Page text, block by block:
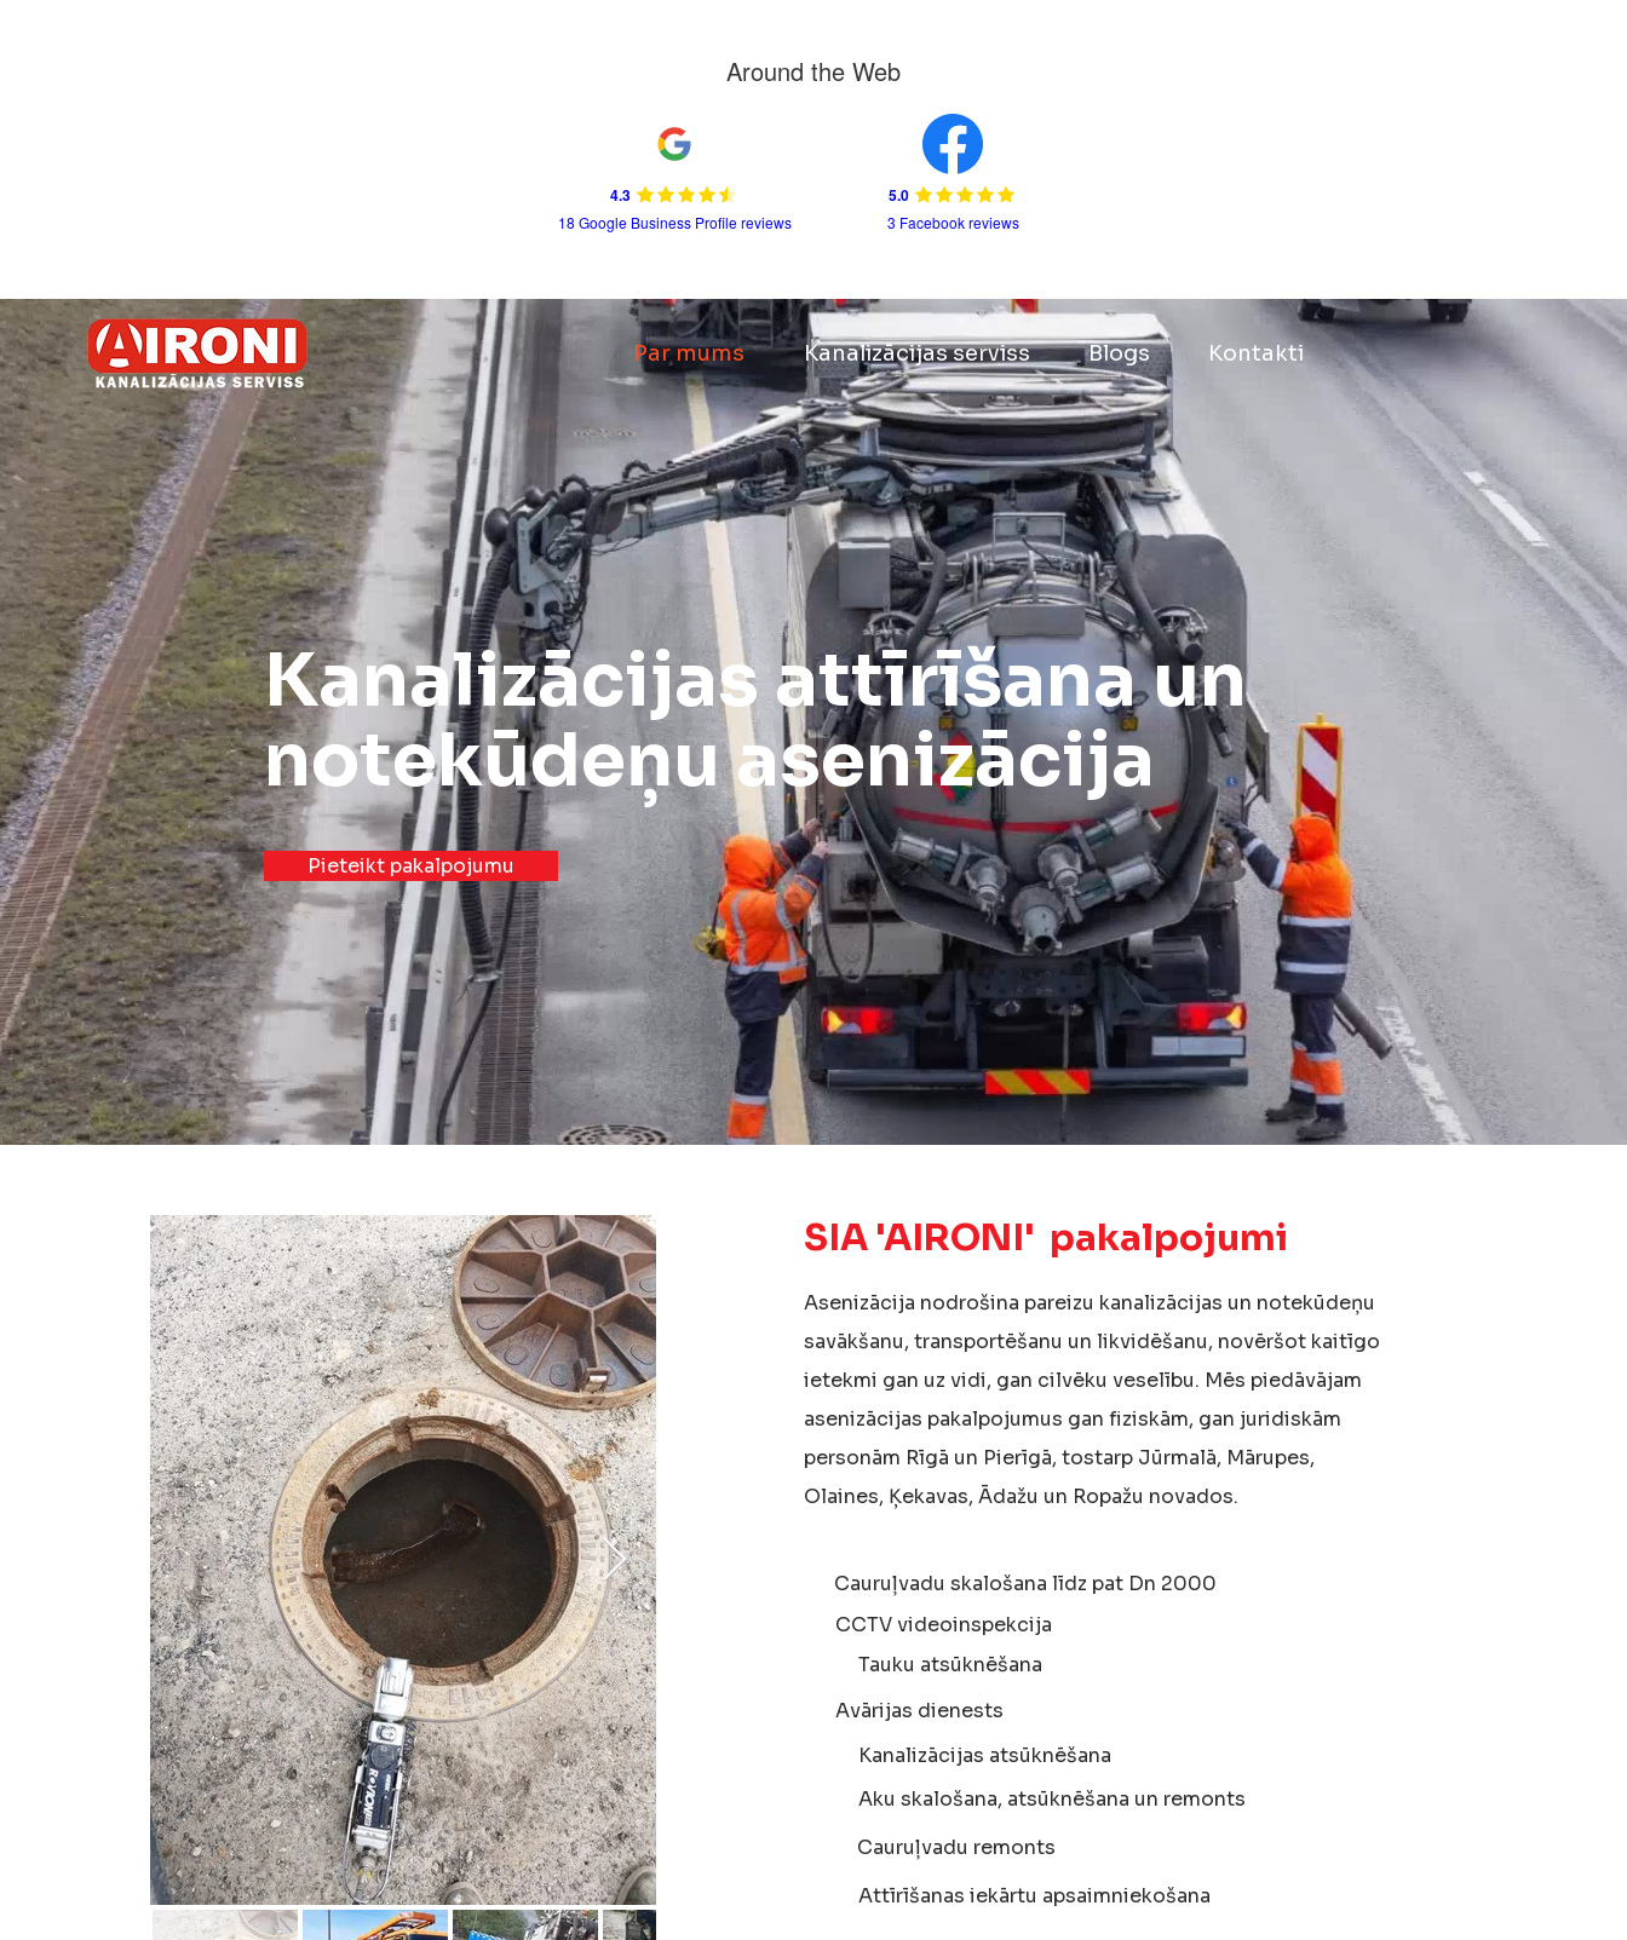
Around the Web
4.3
18 Google Business Profile reviews
5.0
3 Facebook reviews
Par mums Kanalizācijas serviss Blogs Kontakti
Kanalizācijas attīrīšana un
notekūdeņu asenizācija
Pieteikt pakalpojumu
SIA 'AIRONI' pakalpojumi
Asenizācija nodrošina pareizu kanalizācijas un notekūdeņu
savākšanu, transportēšanu un likvidēšanu, novēršot kaitīgo
ietekmi gan uz vidi, gan cilvēku veselību. Mēs piedāvājam
asenizācijas pakalpojumus gan fiziskām, gan juridiskām
personām Rīgā un Pierīgā, tostarp Jūrmalā, Mārupes,
Olaines, Ķekavas, Ādažu un Ropažu novados.
Cauruļvadu skalošana līdz pat Dn 2000
CCTV videoinspekcija
Tauku atsūknēšana
Avārijas dienests
Kanalizācijas atsūknēšana
Aku skalošana, atsūknēšana un remonts
Cauruļvadu remonts
Attīrīšanas iekārtu apsaimniekošana